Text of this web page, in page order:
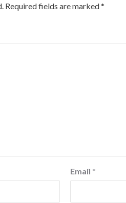
Required fields are marked*
Email *